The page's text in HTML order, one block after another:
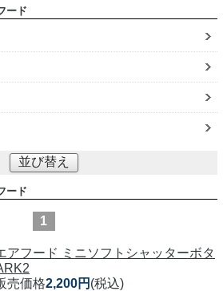
ード
並び替え
ード
1
アフード ミニソフトシャッターボタ
売価格2,200円 (税込)